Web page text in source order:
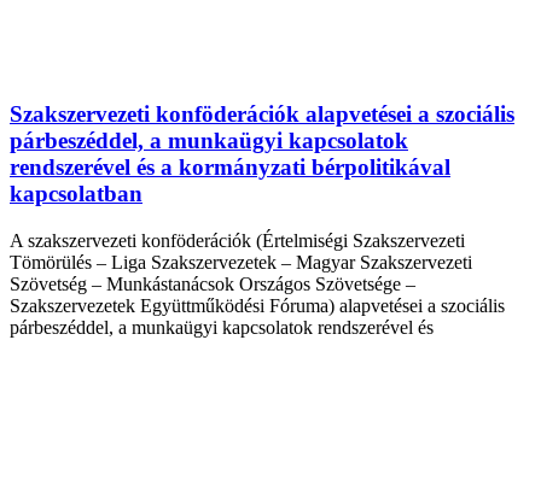
Szakszervezeti konföderációk alapvetései a szociális
párbeszéddel, a munkaügyi kapcsolatok
rendszerével és a kormányzati bérpolitikával
kapcsolatban
A szakszervezeti konföderációk (Értelmiségi Szakszervezeti
Tömörülés – Liga Szakszervezetek – Magyar Szakszervezeti
Szövetség – Munkástanácsok Országos Szövetsége –
Szakszervezetek Együttműködési Fóruma) alapvetései a szociális
párbeszéddel, a munkaügyi kapcsolatok rendszerével és